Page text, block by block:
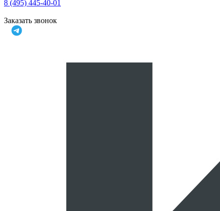
8 (495) 445-40-01
Заказать звонок